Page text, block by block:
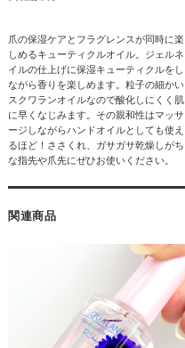
爪の保湿ケアとフラグレンスが同時に楽
しめるキューティクルオイル。ジェルネ
イルの仕上げに保湿キューティクルをし
ながら香りを楽しめます。粒子の細かい
スクワランオイルなので酸化しにくく肌
に早くなじみます。その親和性はマッサ
ージしながらハンドオイルとしても使え
るほど！ささくれ、ガサガサ乾燥しがち
な指先や爪先にぜひお使いください。
関連商品